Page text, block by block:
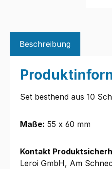
Beschreibung
Set besthend aus 10
Maße: 55 x 60 mm
Kontakt
Leroi GmbH, Am